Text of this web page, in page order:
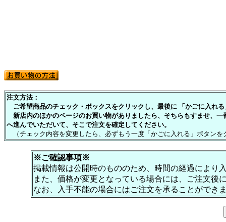
注文方法：
ご希望商品のチェック・ボックスをクリックし、最後に 「かごに入れ
新店内のほかのページのお買い物がありましたら、そちらもすませ、一
へ進んでいただいて、そこで注文を確定してください。
（チェック内容を変更したら、必ずもう一度「かごに入れる」ボタン
※ご確認事項※
掲載情報は公開時のもののため、時間の経過により
また、価格が変更となっている場合には、ご注文後
なお、入手不能の場合にはご注文を承ることができ